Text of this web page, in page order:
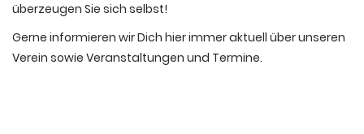
überzeugen Sie sich selbst!
Gerne informieren wir Dich hier immer aktuell über unseren
Verein sowie Veranstaltungen und Termine.